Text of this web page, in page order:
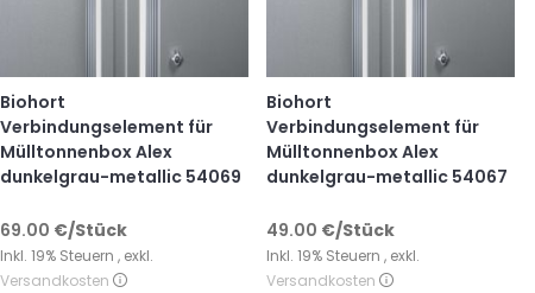
Biohort
Verbindungselement für
Mülltonnenbox Alex
dunkelgrau-metallic 54069
69.00 €/Stück
Inkl. 19% Steuern , exkl.
Versandkosten
Biohort
Verbindungselement für
Mülltonnenbox Alex
dunkelgrau-metallic 54067
49.00 €/Stück
Inkl. 19% Steuern , exkl.
Versandkosten